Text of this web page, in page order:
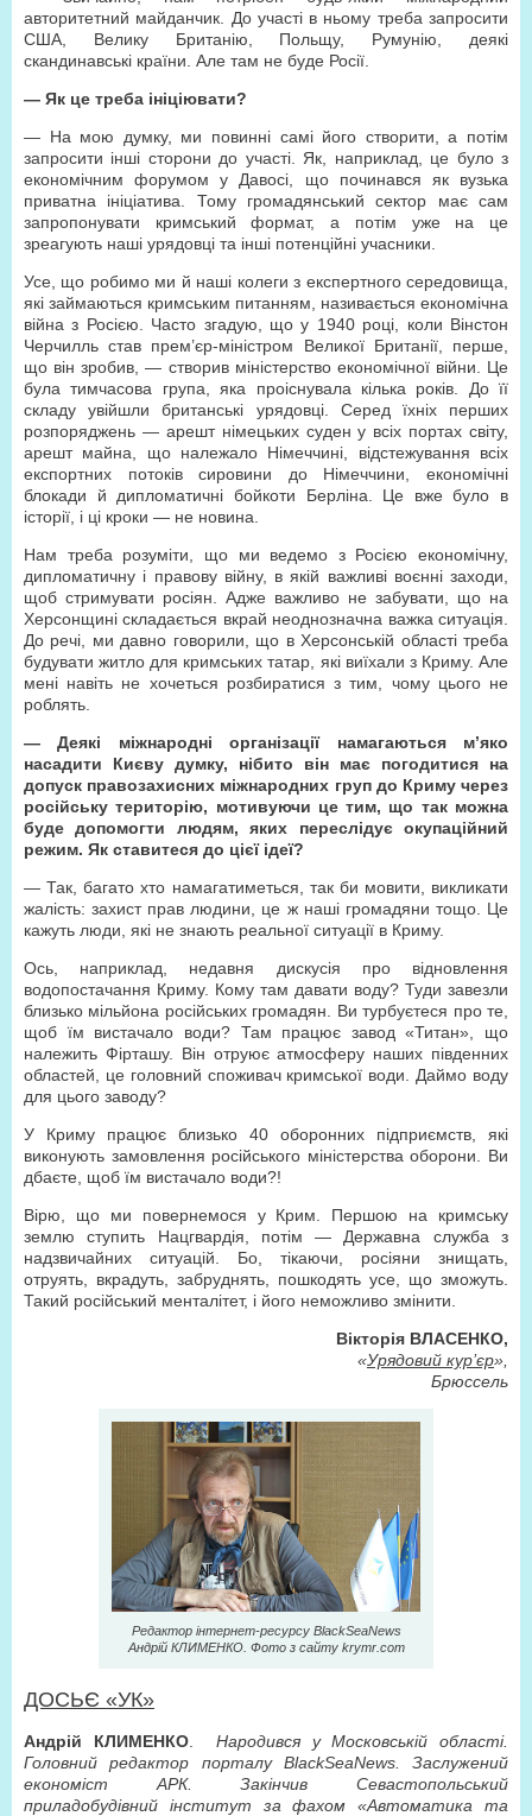
авторитетний майданчик. До участі в ньому треба запросити
США, Велику Британію, Польщу, Румунію, деякі
скандинавські країни. Але там не буде Росії.
— Як це треба ініціювати?
— На мою думку, ми повинні самі його створити, а потім
запросити інші сторони до участі. Як, наприклад, це було з
економічним форумом у Давосі, що починався як вузька
приватна ініціатива. Тому громадянський сектор має сам
запропонувати кримський формат, а потім уже на це
зреагують наші урядовці та інші потенційні учасники.
Усе, що робимо ми й наші колеги з експертного середовища,
які займаються кримським питанням, називається економічна
війна з Росією. Часто згадую, що у 1940 році, коли Вінстон
Черчилль став прем’єр-міністром Великої Британії, перше,
що він зробив, — створив міністерство економічної війни. Це
була тимчасова група, яка проіснувала кілька років. До її
складу увійшли британські урядовці. Серед їхніх перших
розпоряджень — арешт німецьких суден у всіх портах світу,
арешт майна, що належало Німеччині, відстежування всіх
експортних потоків сировини до Німеччини, економічні
блокади й дипломатичні бойкоти Берліна. Це вже було в
історії, і ці кроки — не новина.
Нам треба розуміти, що ми ведемо з Росією економічну,
дипломатичну і правову війну, в якій важливі воєнні заходи,
щоб стримувати росіян. Адже важливо не забувати, що на
Херсонщині складається вкрай неоднозначна важка ситуація.
До речі, ми давно говорили, що в Херсонській області треба
будувати житло для кримських татар, які виїхали з Криму. Але
мені навіть не хочеться розбиратися з тим, чому цього не
роблять.
— Деякі міжнародні організації намагаються м’яко
насадити Києву думку, нібито він має погодитися на
допуск правозахисних міжнародних груп до Криму через
російську територію, мотивуючи це тим, що так можна
буде допомогти людям, яких переслідує окупаційний
режим. Як ставитеся до цієї ідеї?
— Так, багато хто намагатиметься, так би мовити, викликати
жалість: захист прав людини, це ж наші громадяни тощо. Це
кажуть люди, які не знають реальної ситуації в Криму.
Ось, наприклад, недавня дискусія про відновлення
водопостачання Криму. Кому там давати воду? Туди завезли
близько мільйона російських громадян. Ви турбуєтеся про те,
щоб їм вистачало води? Там працює завод «Титан», що
належить Фірташу. Він отруює атмосферу наших південних
областей, це головний споживач кримської води. Даймо воду
для цього заводу?
У Криму працює близько 40 оборонних підприємств, які
виконують замовлення російського міністерства оборони. Ви
дбаєте, щоб їм вистачало води?!
Вірю, що ми повернемося у Крим. Першою на кримську
землю ступить Нацгвардія, потім — Державна служба з
надзвичайних ситуацій. Бо, тікаючи, росіяни знищать,
отруять, вкрадуть, забруднять, пошкодять усе, що зможуть.
Такий російський менталітет, і його неможливо змінити.
Вікторія ВЛАСЕНКО,
«Урядовий кур’єр»,
Брюссель
Редактор інтернет-ресурсу BlackSeaNews
Андрій КЛИМЕНКО. Фото з сайту krymr.com
ДОСЬЄ «УК»
Андрій КЛИМЕНКО.Народився у Московській області.
Головний редактор порталу BlackSeaNews. Заслужений
економіст АРК. Закінчив Севастопольський
приладобудівний інститут за фахом «Автоматика та